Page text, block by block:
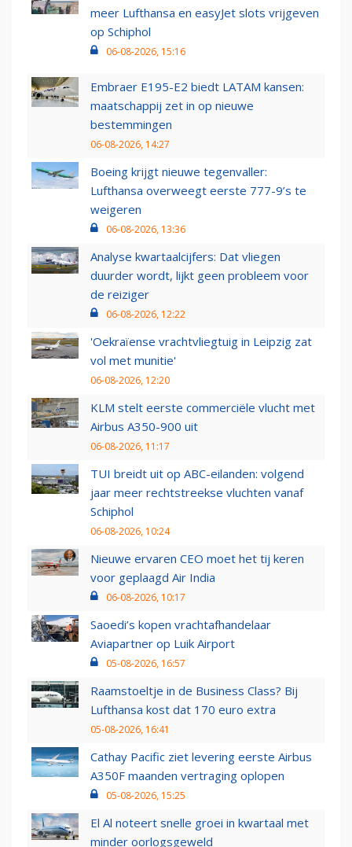
meer Lufthansa en easyJet slots vrijgeven
op Schiphol
06-08-2026, 15:16
Embraer E195-E2 biedt LATAM kansen:
maatschappij zet in op nieuwe
bestemmingen
06-08-2026, 14:27
Boeing krijgt nieuwe tegenvaller:
Lufthansa overweegt eerste 777-9’s te
weigeren
06-08-2026, 13:36
Analyse kwartaalcijfers: Dat vliegen
duurder wordt, lijkt geen probleem voor
de reiziger
06-08-2026, 12:22
'Oekraïense vrachtvliegtuig in Leipzig zat
vol met munitie'
06-08-2026, 12:20
KLM stelt eerste commerciële vlucht met
Airbus A350-900 uit
06-08-2026, 11:17
TUI breidt uit op ABC-eilanden: volgend
jaar meer rechtstreekse vluchten vanaf
Schiphol
06-08-2026, 10:24
Nieuwe ervaren CEO moet het tij keren
voor geplaagd Air India
06-08-2026, 10:17
Saoedi’s kopen vrachtafhandelaar
Aviapartner op Luik Airport
05-08-2026, 16:57
Raamstoeltje in de Business Class? Bij
Lufthansa kost dat 170 euro extra
05-08-2026, 16:41
Cathay Pacific ziet levering eerste Airbus
A350F maanden vertraging oplopen
05-08-2026, 15:25
El Al noteert snelle groei in kwartaal met
minder oorlogsgeweld